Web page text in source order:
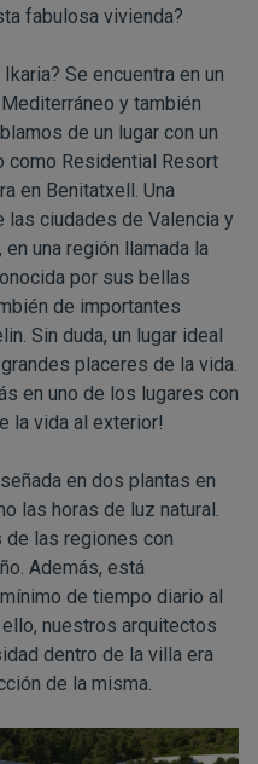
fabulosa vivienda?
Se encuentra en un
y también
de un lugar con un
como Residential Resort
en Benitatxell. Una
las ciudades de Valencia y
una región llamada la
por sus bellas
de importantes
Sin duda, un lugar ideal
placeres de la vida.
en uno de los lugares con
la vida al exterior!
en dos plantas en
las horas de luz natural.
de las regiones con
Además, está
de tiempo diario al
nuestros arquitectos
dentro de la villa era
de la misma.